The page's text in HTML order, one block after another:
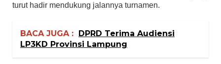
turut hadir mendukung jalannya turnamen.
BACA JUGA : DPRD Terima Audiensi
LP3KD Provinsi Lampung